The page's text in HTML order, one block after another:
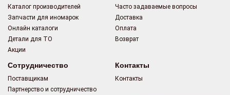
Каталог производителей
Запчасти для иномарок
Онлайн каталоги
Детали для ТО
Акции
Часто задаваемые вопросы
Доставка
Оплата
Возврат
Сотрудничество
Поставщикам
Партнерство и сотрудничество
Контакты
Контакты